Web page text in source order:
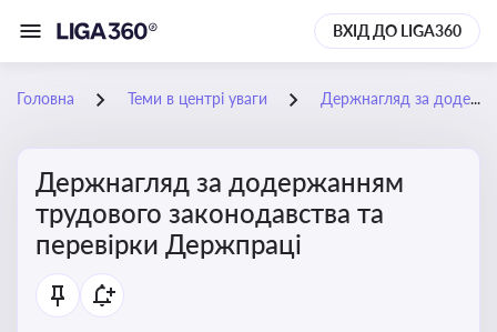
ВХІД ДО LIGA360
Головна Теми в центрі уваги Держнагляд за додержанням трудового законодавства та перевірки Держпраці
Держнагляд за додержанням
трудового законодавства та
перевірки Держпраці